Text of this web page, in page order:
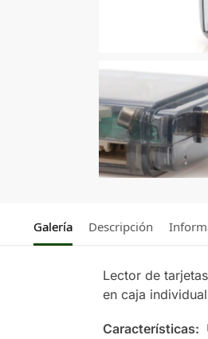
Galería Descripción
Lector de
en caja
Características: